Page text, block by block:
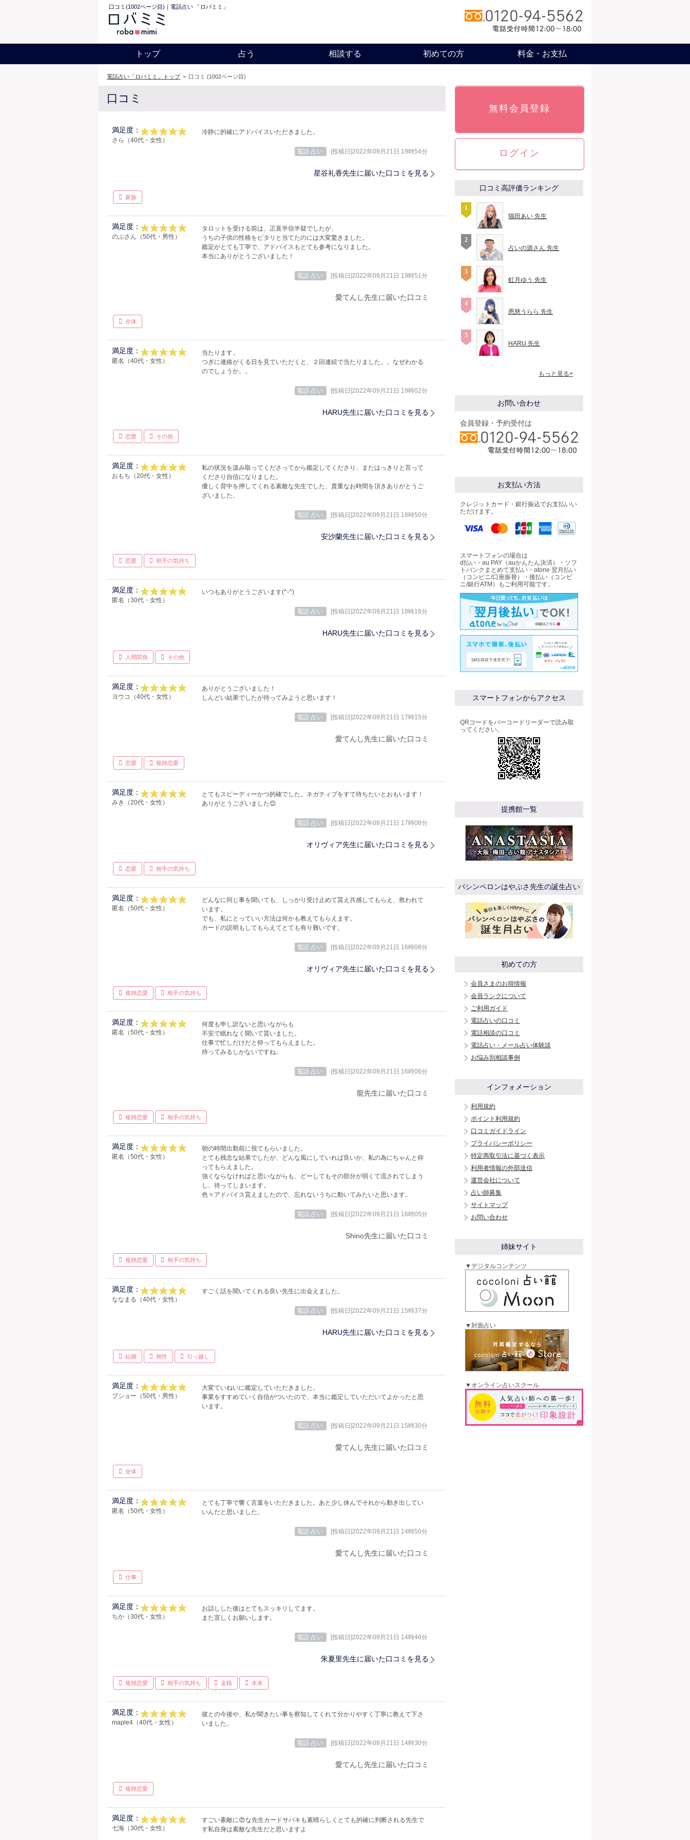
口コミ(1002ページ目)｜電話占い 「ロバミミ」
トップ 占う 相談する 初めての方 料金・お支払
電話占い「ロバミミ」トップ > 口コミ (1002ページ目)
口コミ
満足度：
さら（40代・女性）
冷静に的確にアドバイスいただきました。
電話 占い [投稿日]2022年09月21日 19時54分
星谷礼香先生に届いた口コミを見る
家族
満足度：
のぶさん（50代・男性）
タロットを受ける前は、正直半信半疑でしたが、
うちの子供の性格をピタリと当てたのには大変驚きました。
鑑定がとても丁寧で、アドバイスもとても参考になりました。
本当にありがとうございました！
電話 占い [投稿日]2022年09月21日 19時51分
愛てんし先生に届いた口コミ
全体
満足度：
匿名（40代・女性）
当たります。
つぎに連絡がくる日を見ていただくと、２回連続で当たりました。。なぜわかる
のでしょうか。。
電話 占い [投稿日]2022年09月21日 19時02分
HARU先生に届いた口コミを見る
恋愛 その他
満足度：
おもち（20代・女性）
私の状況を汲み取ってくださってから鑑定してくださり、またはっきりと言って
くださり自信になりました。
優しく背中を押してくれる素敵な先生でした、貴重なお時間を頂きありがとうご
ざいました。
電話 占い [投稿日]2022年09月21日 18時50分
安沙蘭先生に届いた口コミを見る
恋愛 相手の気持ち
満足度：
匿名（30代・女性）
いつもありがとうございます(^-^)
電話 占い [投稿日]2022年09月21日 18時16分
HARU先生に届いた口コミを見る
人間関係 その他
満足度：
ヨウコ（40代・女性）
ありがとうございました！
しんどい結果でしたが待ってみようと思います！
電話 占い [投稿日]2022年09月21日 17時15分
愛てんし先生に届いた口コミ
恋愛 複雑恋愛
満足度：
みき（20代・女性）
とてもスピーディーかつ的確でした。ネガティブをすて待ちたいとおもいます！
ありがとうございました😊
電話 占い [投稿日]2022年09月21日 17時08分
オリヴィア先生に届いた口コミを見る
恋愛 相手の気持ち
満足度：
匿名（50代・女性）
どんなに同じ事を聞いても、しっかり受け止めて貰え共感してもらえ、救われて
います。
でも、私にとっていい方法は何かも教えてもらえます。
カードの説明もしてもらえてとても有り難いです。
電話 占い [投稿日]2022年09月21日 16時08分
オリヴィア先生に届いた口コミを見る
複雑恋愛 相手の気持ち
満足度：
匿名（50代・女性）
何度も申し訳ないと思いながらも
不安で眠れなく聞いて貰いました。
仕事で忙しだけだと仰ってもらえました。
待ってみるしかないですね。
電話 占い [投稿日]2022年09月21日 16時06分
龍先生に届いた口コミ
複雑恋愛 相手の気持ち
満足度：
匿名（50代・女性）
朝の時間出勤前に視てもらいました。
とても残念な結果でしたが、どんな風にしていれば良いか、私の為にちゃんと仰
ってもらえました。
強くならなければと思いながらも、どーしてもその部分が弱くて流されてしまう
し、待ってしまいます。
色々アドバイス貰えましたので、忘れないうちに動いてみたいと思います。
電話 占い [投稿日]2022年09月21日 16時05分
Shino先生に届いた口コミ
複雑恋愛 相手の気持ち
満足度：
ななまる（40代・女性）
すごく話を聞いてくれる良い先生に出会えました。
電話 占い [投稿日]2022年09月21日 15時37分
HARU先生に届いた口コミを見る
結婚 相性 引っ越し
満足度：
ブショー（50代・男性）
大変ていねいに鑑定していただきました。
事業をすすめていく自信がついたので、本当に鑑定していただいてよかったと思
います。
電話 占い [投稿日]2022年09月21日 15時30分
愛てんし先生に届いた口コミ
全体
満足度：
匿名（50代・女性）
とても丁寧で響く言葉をいただきました。あと少し休んでそれから動き出してい
いんだと思いました。
電話 占い [投稿日]2022年09月21日 14時50分
愛てんし先生に届いた口コミ
仕事
満足度：
ちか（30代・女性）
お話しした後はとてもスッキリしてます。
また宜しくお願いします。
電話 占い [投稿日]2022年09月21日 14時46分
朱夏里先生に届いた口コミを見る
複雑恋愛 相手の気持ち 金銭 未来
満足度：
maple4（40代・女性）
彼との今後や、私が聞きたい事を察知してくれて分かりやすく丁寧に教えて下さ
いました。
電話 占い [投稿日]2022年09月21日 14時30分
愛てんし先生に届いた口コミ
複雑恋愛
満足度：
七海（30代・女性）
すごい素敵に😍な先生カードサバキも素晴らしくとても的確に判断される先生で
す私自身は素敵な先生だと思いますよ
無料会員登録
ログイン
口コミ高評価ランキング
猫田あい 先生
占いの源さん 先生
虹月ゆう 先生
恩慈うらら 先生
HARU 先生
もっと見る>
お問い合わせ
会員登録・予約受付は
お支払い方法
クレジットカード・銀行振込でお支払いい
ただけます。
スマートフォンの場合は
d払い・au PAY（auかんたん決済）・ソフ
トバンクまとめて支払い・atone 翌月払い
（コンビニ/口座振替）・後払い（コンビ
ニ/銀行ATM）もご利用可能です。
スマートフォンからアクセス
QRコードをバーコードリーダーで読み取
ってください。
提携館一覧
パシンペロンはやぶさ先生の誕生占い
初めての方
会員さまのお得情報
会員ランクについて
ご利用ガイド
電話占いの口コミ
電話相談の口コミ
電話占い・メール占い体験談
お悩み別相談事例
インフォメーション
利用規約
ポイント利用規約
口コミガイドライン
プライバシーポリシー
特定商取引法に基づく表示
利用者情報の外部送信
運営会社について
占い師募集
サイトマップ
お問い合わせ
姉妹サイト
▼デジタルコンテンツ
▼対面占い
▼オンライン占いスクール